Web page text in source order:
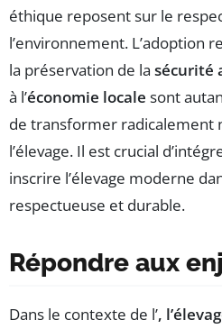
éthique reposent sur le
l’environnement. L’adoption
la préservation de la sécurité
à l’économie locale sont
de transformer radicalement
l’élevage. Il est crucial
inscrire l’élevage moderne
respectueuse et durable.
Répondre aux
Dans le contexte de l’,